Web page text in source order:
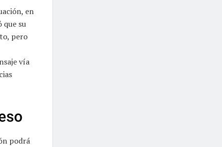
en
que su
pero
vía
podrá